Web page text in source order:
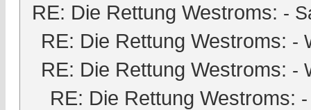
RE: Die Rettung Westroms: -
RE: Die Rettung Westroms: -
RE: Die Rettung Westroms: -
RE: Die Rettung Westroms: